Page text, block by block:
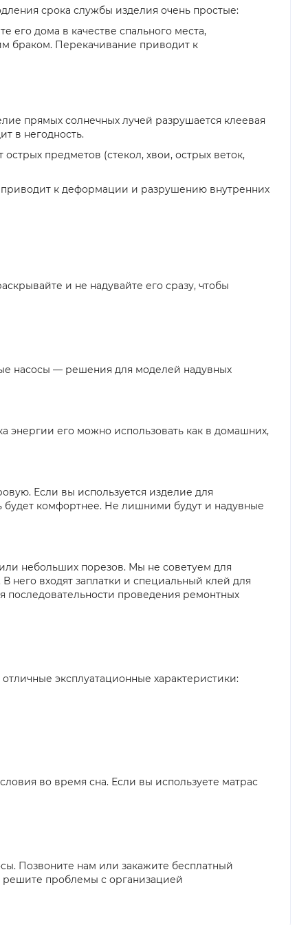
срока службы изделия очень простые:
его дома в качестве спального места,
браком. Перекачивание приводит к
прямых солнечных лучей разрушается клеевая
в негодность.
предметов (стекол, хвои, острых веток,
приводит к деформации и разрушению внутренних
и не надувайте его сразу, чтобы
насосы — решения для моделей надувных
энергии его можно использовать как в домашних,
Если вы используется изделие для
будет комфортнее. Не лишними будут и надувные
небольших порезов. Мы не советуем для
него входят заплатки и специальный клей для
последовательности проведения ремонтных
эксплуатационные характеристики:
во время сна. Если вы используете матрас
Позвоните нам или закажите бесплатный
проблемы с организацией